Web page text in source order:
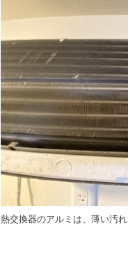
熱交換器のアルミは、薄い汚れ